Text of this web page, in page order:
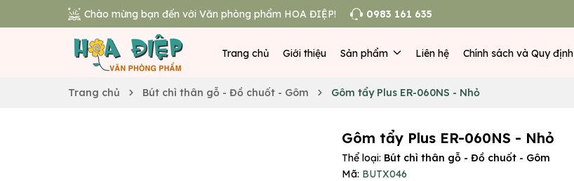
Chào mừng bạn đến với Văn phòng phẩm HOA ĐIỆP! 0983 161 635
Trang chủ Giới thiệu Sản phẩm Liên hệ Chính sách và Quy định
Trang chủ Bút chì thân gỗ - Đồ chuốt - Gôm Gôm tẩy Plus ER-060NS - Nhỏ
Gôm tẩy Plus ER-060NS - Nhỏ
Thể loại: Bút chì thân gỗ - Đồ chuốt - Gôm
Mã: BUTX046